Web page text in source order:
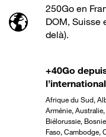
250Go en
DOM, Suisse
delà).
+40Go
Afrique du Sud,
Arménie,
Biélorussie,
Faso, Cambodge,